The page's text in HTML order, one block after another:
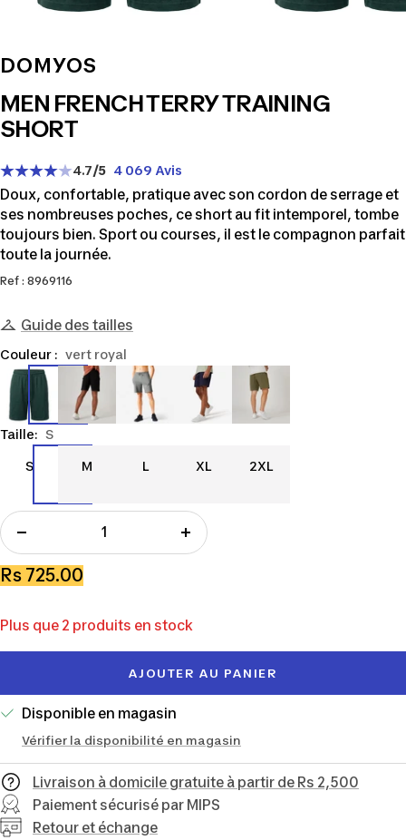
DOMYOS
MEN FRENCH TERRY TRAINING
SHORT
4.7/5 4 069 Avis
Doux, confortable, pratique avec son cordon de serrage et
ses nombreuses poches, ce short au fit intemporel, tombe
toujours bien. Sport ou courses, il est le compagnon parfait
toute la journée.
Ref : 8969116
Guide des tailles
8969116 8645058877353486450608667924
Taille: S
S
S M
M LL XL
XL 2XL
2XL
Couleur : vert royal
la
quantité
Augmenter
Prix
vente
Rs 725.00
Plus que 2 produits en stock
AJOUTER AU PANIER
Disponible en magasin
Vérifier la disponibilité en magasin
Livraison à domicile gratuite à partir de Rs 2,500
Paiement sécurisé par MIPS
Retour et échange